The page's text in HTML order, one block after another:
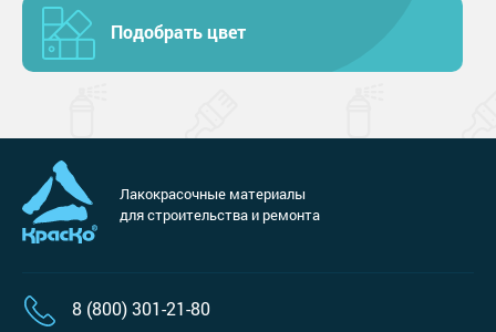
Подобрать цвет
Лакокрасочные материалы
для строительства и ремонта
8 (800) 301-21-80